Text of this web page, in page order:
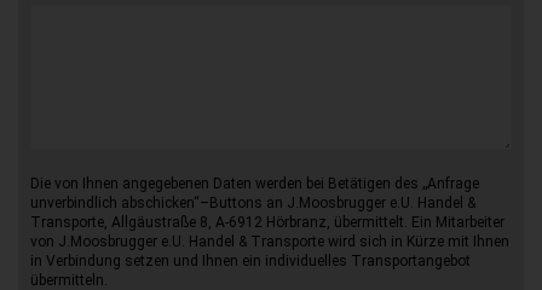
Die von Ihnen angegebenen Daten werden bei Betätigen des „Anfrage
unverbindlich abschicken“–Buttons an J.Moosbrugger e.U. Handel &
Transporte, Allgäustraße 8, A-6912 Hörbranz, übermittelt. Ein Mitarbeiter
von J.Moosbrugger e.U. Handel & Transporte wird sich in Kürze mit Ihnen
in Verbindung setzen und Ihnen ein individuelles Transportangebot
übermitteln.